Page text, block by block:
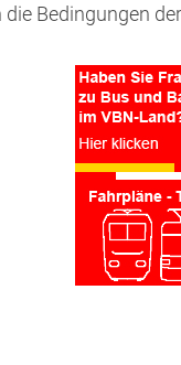
Bedingungen